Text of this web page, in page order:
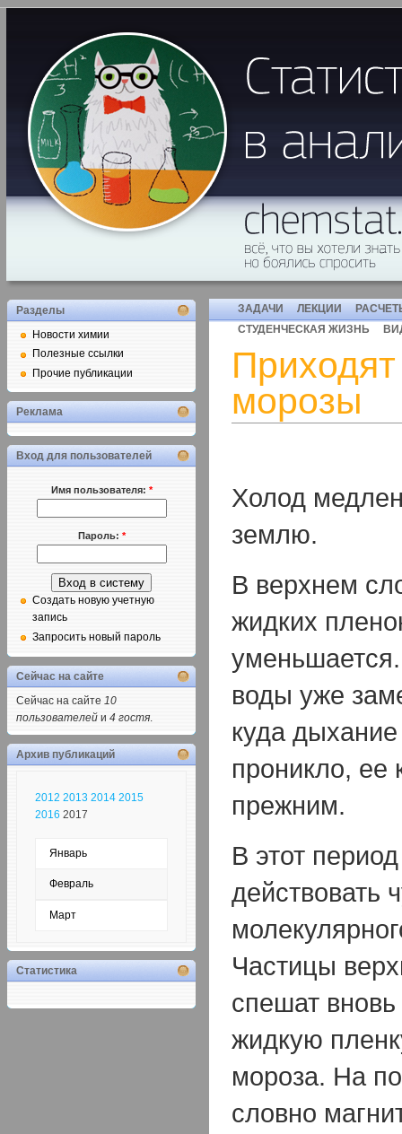
ЗАДАЧИ ЛЕКЦИИ
СТУДЕНЧЕСКАЯ ЖИЗНЬ
морозы
Холод
землю.
В верхнем
жидких
воды уже
куда
проникло, ее
прежним.
В этот
действовать
Частицы
спешат вновь
жидкую
мороза. На
словно
Разделы
Новости химии
Полезные ссылки
Прочие публикации
Реклама
Вход для пользователей
Имя пользователя: *
Пароль: *
Создать новую учетную
запись
Запросить новый пароль
Сейчас на сайте
Сейчас на сайте 10
пользователей и 4 гостя.
Архив публикаций
2012 2013 2014 2015
2016 2017
Январь
Февраль
Март
Статистика